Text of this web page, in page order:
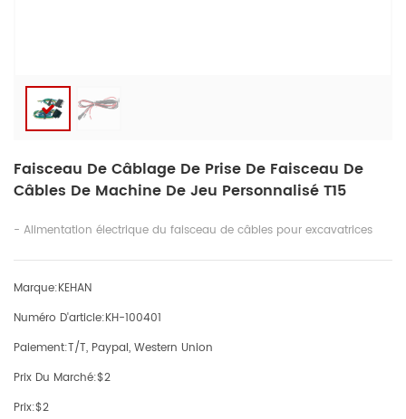
Faisceau De Câblage De Prise De Faisceau De
Câbles De Machine De Jeu Personnalisé T15
- Alimentation électrique du faisceau de câbles pour excavatrices
Marque:KEHAN
Numéro D'article:KH-100401
Paiement:T/T, Paypal, Western Union
Prix Du Marché:$2
Prix:$2